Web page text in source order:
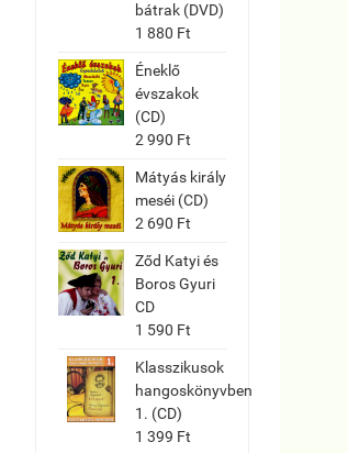
bátrak (DVD)
1 880 Ft
Éneklő
évszakok
(CD)
2 990 Ft
Mátyás király
meséi (CD)
2 690 Ft
Ződ Katyi és
Boros Gyuri
CD
1 590 Ft
Klasszikusok
hangoskönyvben
1. (CD)
1 399 Ft